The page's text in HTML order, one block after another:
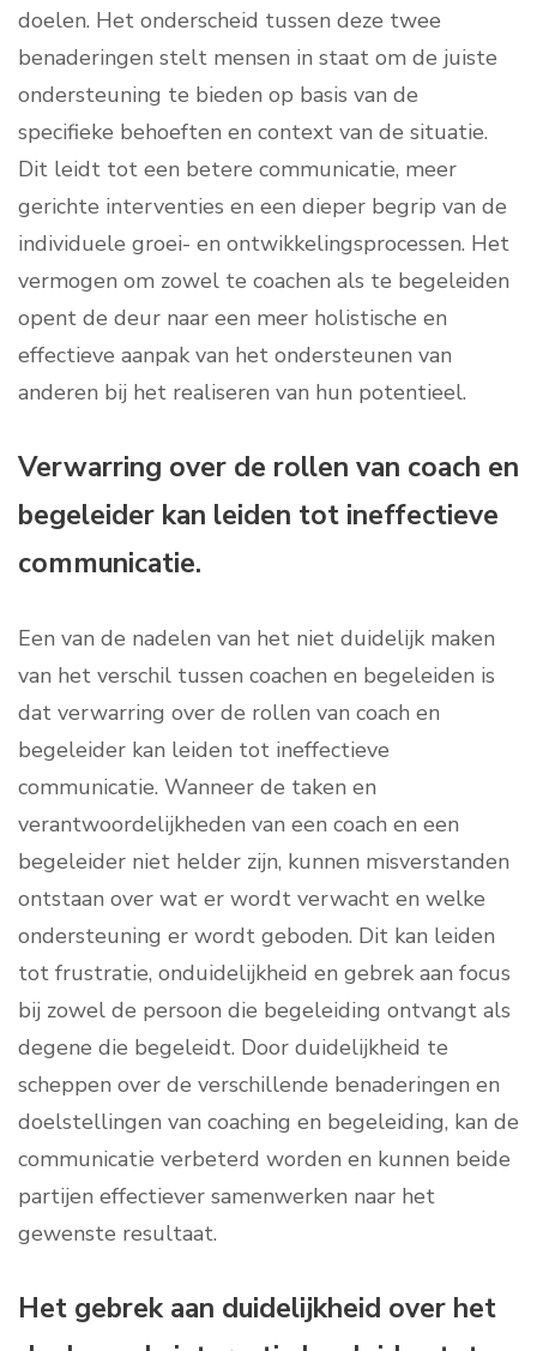
doelen. Het onderscheid tussen deze twee
benaderingen stelt mensen in staat om de juiste
ondersteuning te bieden op basis van de
specifieke behoeften en context van de situatie.
Dit leidt tot een betere communicatie, meer
gerichte interventies en een dieper begrip van de
individuele groei- en ontwikkelingsprocessen. Het
vermogen om zowel te coachen als te begeleiden
opent de deur naar een meer holistische en
effectieve aanpak van het ondersteunen van
anderen bij het realiseren van hun potentieel.
Verwarring over de rollen van coach en
begeleider kan leiden tot ineffectieve
communicatie.
Een van de nadelen van het niet duidelijk maken
van het verschil tussen coachen en begeleiden is
dat verwarring over de rollen van coach en
begeleider kan leiden tot ineffectieve
communicatie. Wanneer de taken en
verantwoordelijkheden van een coach en een
begeleider niet helder zijn, kunnen misverstanden
ontstaan over wat er wordt verwacht en welke
ondersteuning er wordt geboden. Dit kan leiden
tot frustratie, onduidelijkheid en gebrek aan focus
bij zowel de persoon die begeleiding ontvangt als
degene die begeleidt. Door duidelijkheid te
scheppen over de verschillende benaderingen en
doelstellingen van coaching en begeleiding, kan de
communicatie verbeterd worden en kunnen beide
partijen effectiever samenwerken naar het
gewenste resultaat.
Het gebrek aan duidelijkheid over het